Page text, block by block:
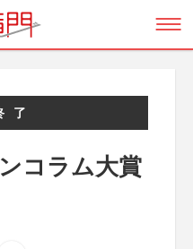
了
コラム大賞